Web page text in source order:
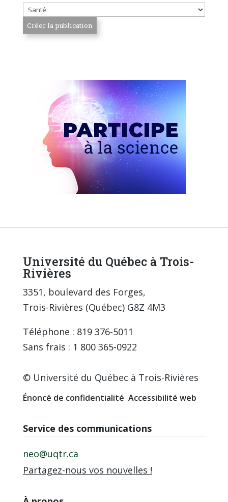
Université du Québec à Trois-
Rivières
3351, boulevard des Forges,
Trois-Rivières (Québec) G8Z 4M3
Téléphone : 819 376-5011
Sans frais : 1 800 365-0922
© Université du Québec à Trois-Rivières
Énoncé de confidentialité Accessibilité web
Service des communications
neo@uqtr.ca
Partagez-nous vos nouvelles !